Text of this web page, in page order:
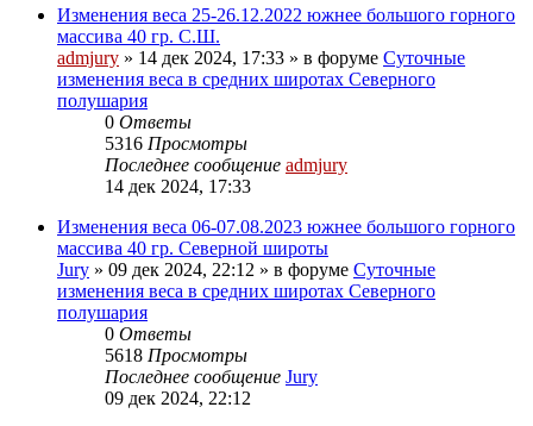
Изменения веса 25-26.12.2022 южнее большого горного
массива 40 гр. С.Ш.
admjury » 14 дек 2024, 17:33 » в форуме Суточные
изменения веса в средних широтах Северного
полушария
0 Ответы
5316 Просмотры
Последнее сообщение admjury
14 дек 2024, 17:33
Изменения веса 06-07.08.2023 южнее большого горного
массива 40 гр. Северной широты
Jury » 09 дек 2024, 22:12 » в форуме Суточные
изменения веса в средних широтах Северного
полушария
0 Ответы
5618 Просмотры
Последнее сообщение Jury
09 дек 2024, 22:12